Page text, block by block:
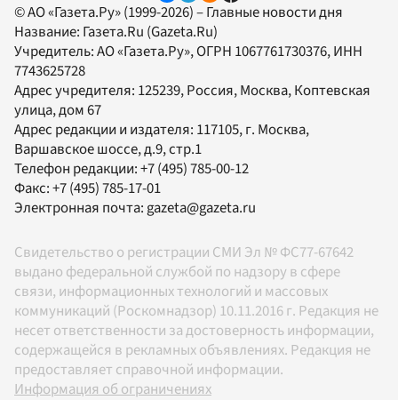
© АО «Газета.Ру» (1999-2026) – Главные новости дня
Название: Газета.Ru (Gazeta.Ru)
Учредитель:АО «Газета.Ру», ОГРН 1067761730376, ИНН
7743625728
Адрес учредителя: 125239, Россия, Москва, Коптевская
улица, дом 67
Адрес редакции и издателя: 117105, г. Москва,
Варшавское шоссе, д.9, стр.1
Телефон редакции:+7 (495) 785-00-12
Факс:+7 (495) 785-17-01
Электронная почта: gazeta@gazeta.ru
Свидетельство о регистрации СМИ Эл № ФС77-67642
выдано федеральной службой по надзору в сфере
связи, информационных технологий и массовых
коммуникаций (Роскомнадзор) 10.11.2016 г. Редакция не
несет ответственности за достоверность информации,
содержащейся в рекламных объявлениях. Редакция не
предоставляет справочной информации.
Информация об ограничениях